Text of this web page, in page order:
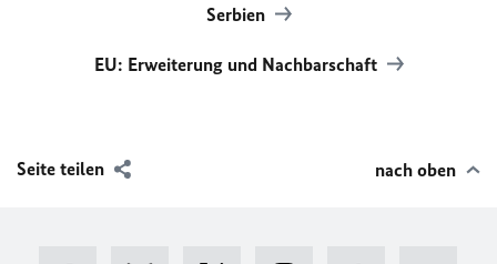
Serbien
EU: Erweiterung und Nachbarschaft
Seite teilen nach oben